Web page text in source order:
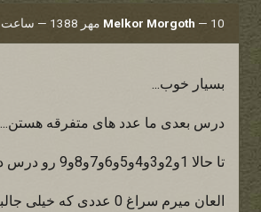
Melkor Morgoth — 10 مهر 1388 — ساعت 15:47
بسیار خوب...
درس بعدی ما عدد های متفرقه هستن...
تا حالا 1و2و3و4و5و6و7و8و9 رو درس دادم..
العان میرم سراغ 0 عددی که خیلی جالبه..